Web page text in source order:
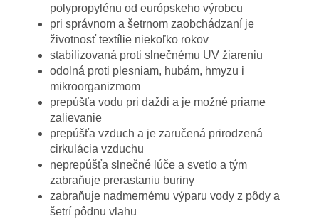
polypropylénu od európskeho výrobcu
pri správnom a šetrnom zaobchádzaní je
životnosť textílie niekoľko rokov
stabilizovaná proti slnečnému UV žiareniu
odolná proti plesniam, hubám, hmyzu i
mikroorganizmom
prepúšťa vodu pri daždi a je možné priame
zalievanie
prepúšťa vzduch a je zaručená prirodzená
cirkulácia vzduchu
neprepúšťa slnečné lúče a svetlo a tým
zabraňuje prerastaniu buriny
zabraňuje nadmernému výparu vody z pôdy a
šetrí pôdnu vlahu